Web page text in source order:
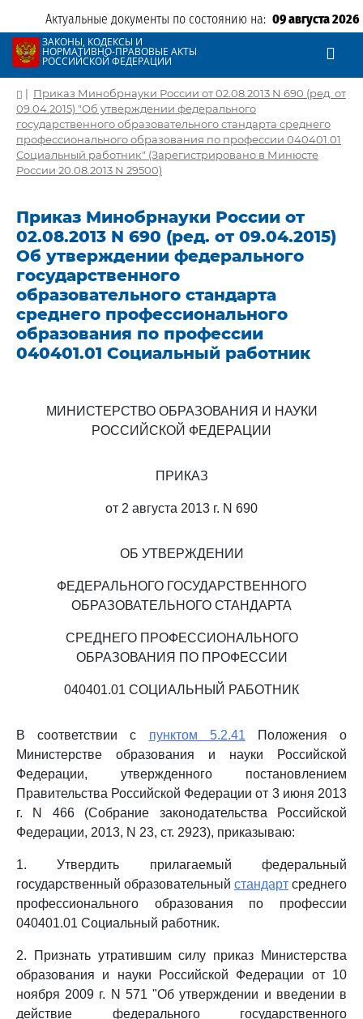
Актуальные документы по состоянию на: 09 августа 2026
ЗАКОНЫ, КОДЕКСЫ И
НОРМАТИВНО-ПРАВОВЫЕ АКТЫ
РОССИЙСКОЙ ФЕДЕРАЦИИ
| Приказ Минобрнауки России от 02.08.2013 N 690 (ред. от
09.04.2015) "Об утверждении федерального
государственного образовательного стандарта среднего
профессионального образования по профессии 040401.01
Социальный работник" (Зарегистрировано в Минюсте
России 20.08.2013 N 29500)
Приказ Минобрнауки России от
02.08.2013 N 690 (ред. от 09.04.2015)
Об утверждении федерального
государственного
образовательного стандарта
среднего профессионального
образования по профессии
040401.01 Социальный работник
МИНИСТЕРСТВО ОБРАЗОВАНИЯ И НАУКИ
РОССИЙСКОЙ ФЕДЕРАЦИИ
ПРИКАЗ
от 2 августа 2013 г. N 690
ОБ УТВЕРЖДЕНИИ
ФЕДЕРАЛЬНОГО ГОСУДАРСТВЕННОГО
ОБРАЗОВАТЕЛЬНОГО СТАНДАРТА
СРЕДНЕГО ПРОФЕССИОНАЛЬНОГО
ОБРАЗОВАНИЯ ПО ПРОФЕССИИ
040401.01 СОЦИАЛЬНЫЙ РАБОТНИК
В соответствии с пунктом 5.2.41 Положения о
Министерстве образования и науки Российской
Федерации, утвержденного постановлением
Правительства Российской Федерации от 3 июня 2013
г. N 466 (Собрание законодательства Российской
Федерации, 2013, N 23, ст. 2923), приказываю:
1. Утвердить прилагаемый федеральный
государственный образовательный стандарт среднего
профессионального образования по профессии
040401.01 Социальный работник.
2. Признать утратившим силу приказ Министерства
образования и науки Российской Федерации от 10
ноября 2009 г. N 571 "Об утверждении и введении в
действие федерального государственного